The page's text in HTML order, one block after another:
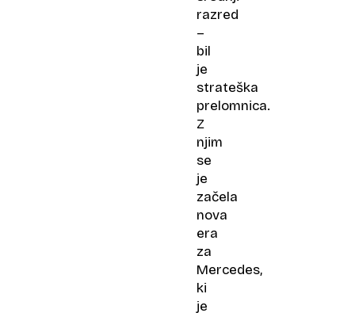
razred
–
bil
je
strateška
prelomnica.
Z
njim
se
je
začela
nova
era
za
Mercedes,
ki
je